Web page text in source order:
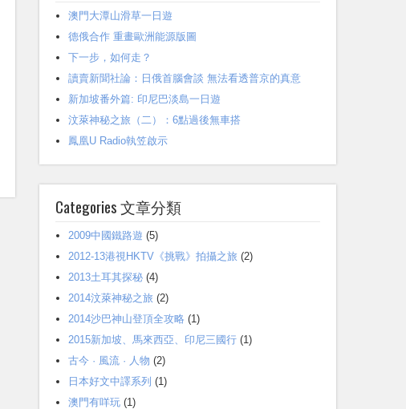
澳門大潭山滑草一日遊
德俄合作 重畫歐洲能源版圖
下一步，如何走？
讀賣新聞社論：日俄首腦會談 無法看透普京的真意
新加坡番外篇: 印尼巴淡島一日遊
汶萊神秘之旅（二）：6點過後無車搭
鳳凰U Radio執笠啟示
Categories 文章分類
2009中國鐵路遊 (5)
2012-13港視HKTV《挑戰》拍攝之旅 (2)
2013土耳其探秘 (4)
2014汶萊神秘之旅 (2)
2014沙巴神山登頂全攻略 (1)
2015新加坡、馬來西亞、印尼三國行 (1)
古今 · 風流 · 人物 (2)
日本好文中譯系列 (1)
澳門有咩玩 (1)